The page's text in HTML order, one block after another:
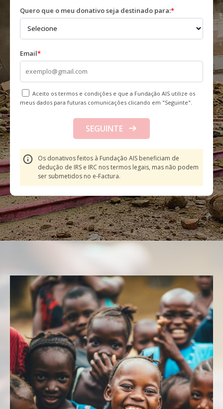
Quero que o meu donativo seja destinado para:*
Email*
Aceito os termos e condições e que a Fundação AIS utilize os
meus dados para futuras comunicações clicando em "Seguinte".
SEGUINTE
Os donativos feitos à Fundação AIS beneficiam de
dedução de IRS e IRC nos termos legais, mas não podem
ser submetidos no e-Factura.